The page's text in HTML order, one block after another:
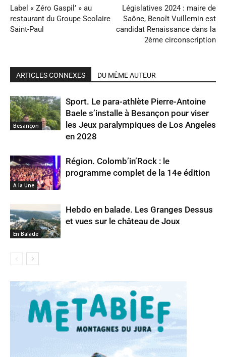
Label « Zéro Gaspil’ » au
restaurant du Groupe Scolaire
Saint-Paul
Législatives 2024 : maire de
Saône, Benoît Vuillemin est
candidat Renaissance dans la
2ème circonscription
ARTICLES CONNEXES DU MÊME AUTEUR
Besançon
Sport. Le para-athlète Pierre-Antoine
Baele s’installe à Besançon pour viser
les Jeux paralympiques de Los Angeles
en 2028
A la Une
Région. Colomb’in’Rock : le
programme complet de la 14e édition
En Balade
Hebdo en balade. Les Granges Dessus
et vues sur le château de Joux